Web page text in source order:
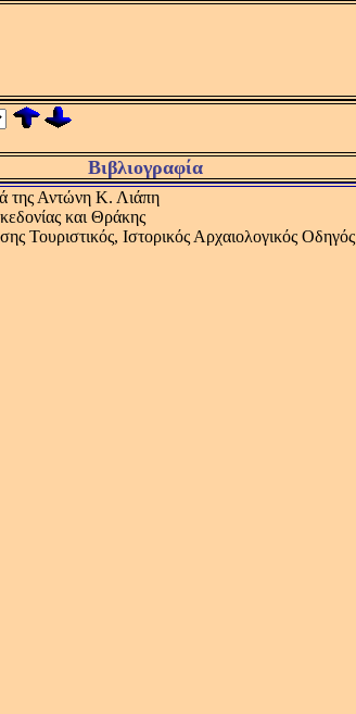
Βιβλιογραφία
της Αντώνη Κ. Λιάπη
και Θράκης
Ιστορικός Αρχαιολογικός Οδηγός